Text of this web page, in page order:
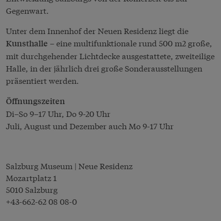
Gegenwart.
Unter dem Innenhof der Neuen Residenz liegt die
Kunsthalle – eine multifunktionale rund 500 m2 große,
mit durchgehender Lichtdecke ausgestattete, zweiteilige
Halle, in der jährlich drei große Sonderausstellungen
präsentiert werden.
Öffnungszeiten
Di–So 9–17 Uhr, Do 9-20 Uhr
Juli, August und Dezember auch Mo 9-17 Uhr
Salzburg Museum | Neue Residenz
Mozartplatz 1
5010 Salzburg
+43-662-62 08 08-0